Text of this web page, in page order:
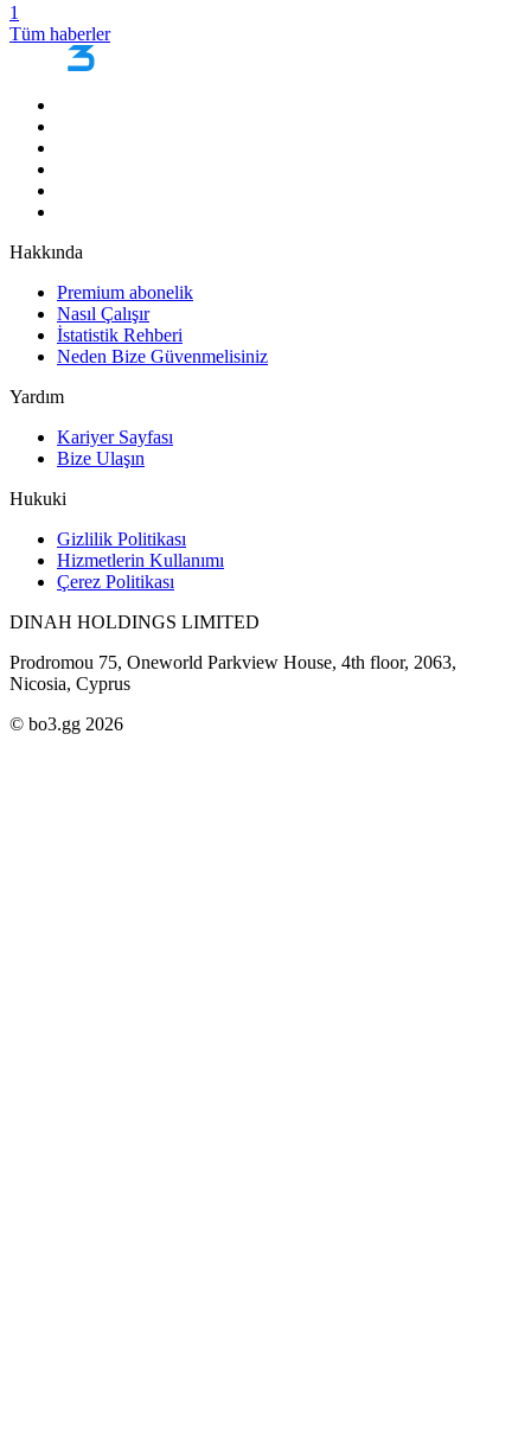
1
Tüm haberler
Hakkında
Premium abonelik
Nasıl Çalışır
İstatistik Rehberi
Neden Bize Güvenmelisiniz
Yardım
Kariyer Sayfası
Bize Ulaşın
Hukuki
Gizlilik Politikası
Hizmetlerin Kullanımı
Çerez Politikası
DINAH HOLDINGS LIMITED
Prodromou 75, Oneworld Parkview House, 4th floor, 2063,
Nicosia, Cyprus
© bo3.gg 2026